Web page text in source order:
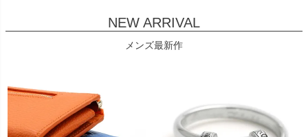
NEW ARRIVAL
メンズ最新作